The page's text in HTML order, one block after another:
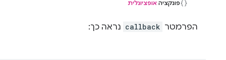
פונקציה אופציונלית
הפרמטר callback נראה כך: